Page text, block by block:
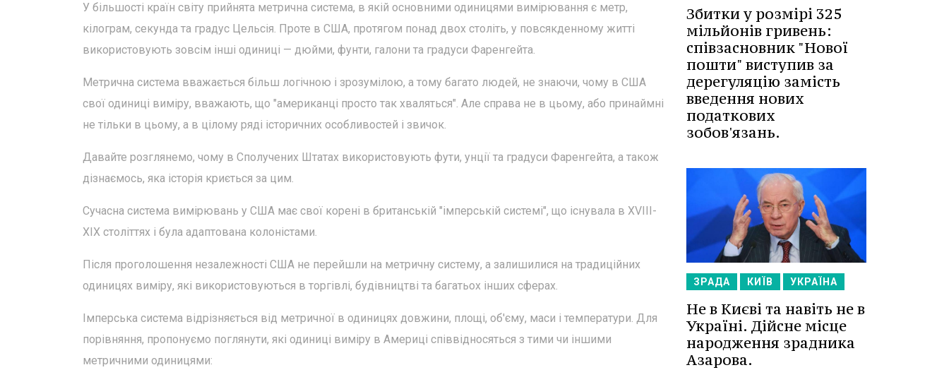
У більшості країн світу прийнята метрична система, в якій основними одиницями вимірювання є метр,
кілограм, секунда та градус Цельсія. Проте в США, протягом понад двох століть, у повсякденному житті
використовують зовсім інші одиниці — дюйми, фунти, галони та градуси Фаренгейта.
Метрична система вважається більш логічною і зрозумілою, а тому багато людей, не знаючи, чому в США
свої одиниці виміру, вважають, що "американці просто так хваляться". Але справа не в цьому, або принаймні
не тільки в цьому, а в цілому ряді історичних особливостей і звичок.
Давайте розглянемо, чому в Сполучених Штатах використовують фути, унції та градуси Фаренгейта, а також
дізнаємось, яка історія криється за цим.
Сучасна система вимірювань у США має свої корені в британській "імперській системі", що існувала в XVIII-
XIX століттях і була адаптована колоністами.
Після проголошення незалежності США не перейшли на метричну систему, а залишилися на традиційних
одиницях виміру, які використовуються в торгівлі, будівництві та багатьох інших сферах.
Імперська система відрізняється від метричної в одиницях довжини, площі, об'єму, маси і температури. Для
порівняння, пропонуємо поглянути, які одиниці виміру в Америці співвідносяться з тими чи іншими
метричними одиницями:
Збитки у розмірі 325
мільйонів гривень:
співзасновник "Нової
пошти" виступив за
дерегуляцію замість
введення нових
податкових
зобов'язань.
ЗРАДА КИЇВ УКРАЇНА
Не в Києві та навіть не в
Україні. Дійсне місце
народження зрадника
Азарова.